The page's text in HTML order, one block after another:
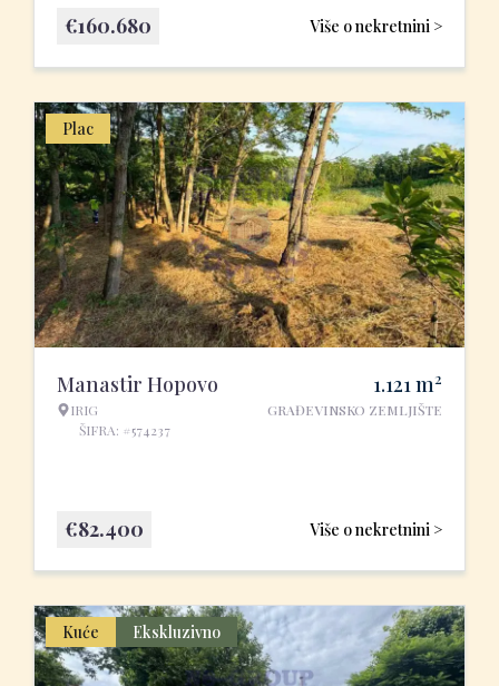
Više o nekretnini >
€160.680
Plac
Manastir Hopovo
IRIG
ŠIFRA: #574237
1.121m2
GRAĐEVINSKO ZEMLJIŠTE
Više o nekretnini >
€82.400
Kuće Ekskluzivno